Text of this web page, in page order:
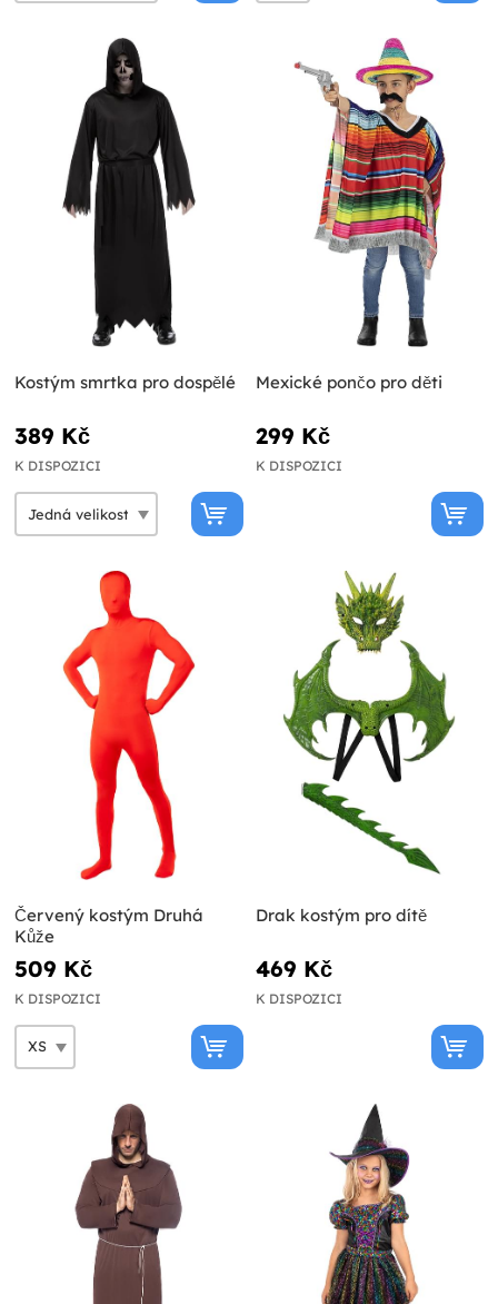
Kostým smrtka pro dospělé
389 Kč
K DISPOZICI
Mexické pončo pro děti
299 Kč
K DISPOZICI
Červený kostým Druhá
Kůže
509 Kč
K DISPOZICI
Drak kostým pro dítě
469 Kč
K DISPOZICI